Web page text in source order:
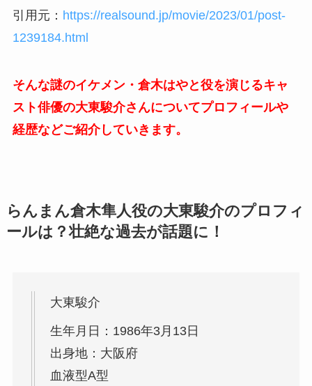
引用元： https://realsound.jp/movie/2023/01/post-
1239184.html
そんな謎のイケメン・倉木はやと役を演じるキャ
スト俳優の大東駿介さんについてプロフィールや
経歴などご紹介していきます。
らんまん倉木隼人役の大東駿介のプロフィ
ールは？壮絶な過去が話題に！
大東駿介
生年月日：1986年3月13日
出身地：大阪府
血液型A型